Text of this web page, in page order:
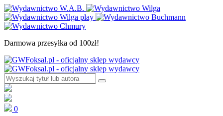
Darmowa przesyłka od 100zł!
0